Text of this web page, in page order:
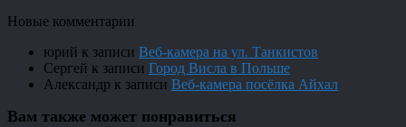
Новые комментарии
юрий к записи Веб-камера на ул. Танкистов
Сергей к записи Город Висла в Польше
Александр к записи Веб-камера посёлка Айхал
Вам также может понравиться